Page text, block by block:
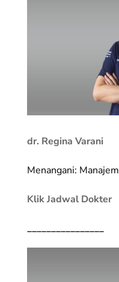
dr. Regina Varani
Menangani:
Klik Jadwal Dokter
________________